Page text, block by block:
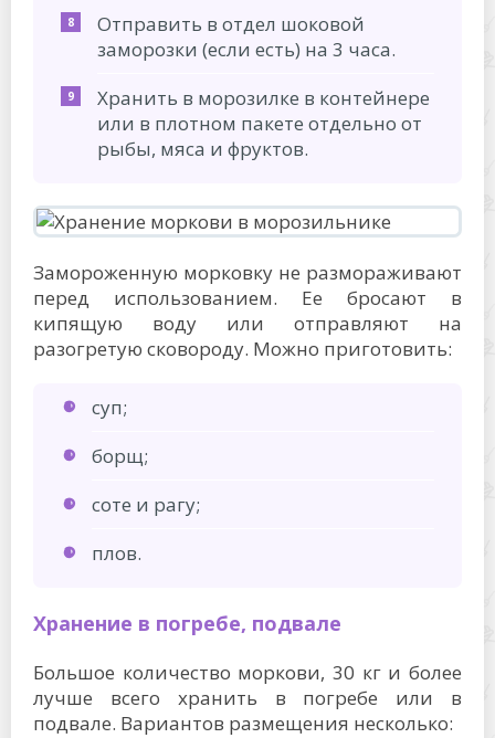
Отправить в отдел шоковой
заморозки (если есть) на 3 часа.
Хранить в морозилке в контейнере
или в плотном пакете отдельно от
рыбы, мяса и фруктов.
Замороженную морковку не размораживают
перед использованием. Ее бросают в
кипящую воду или отправляют на
разогретую сковороду. Можно приготовить:
суп;
борщ;
соте и рагу;
плов.
Хранение в погребе, подвале
Большое количество моркови, 30 кг и более
лучше всего хранить в погребе или в
подвале. Вариантов размещения несколько: